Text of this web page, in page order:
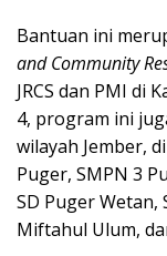
Bantuan ini
and Community
JRCS dan PMI di
4, program ini
wilayah Jember,
Puger, SMPN 3
SD Puger Wetan,
Miftahul Ulum,